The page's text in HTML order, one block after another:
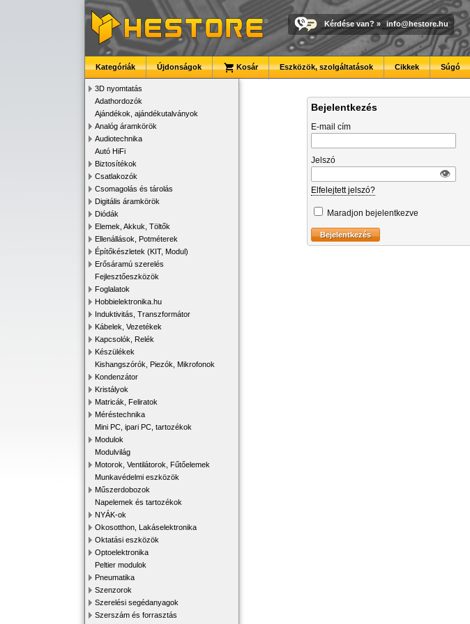
Kérdése van? » info@hestore.hu
Kategóriák Újdonságok Kosár Eszközök, szolgáltatások Cikkek Súgó
3D nyomtatás
Adathordozók
Ajándékok, ajándékutalványok
Analóg áramkörök
Audiotechnika
Autó HiFi
Biztosítékok
Csatlakozók
Csomagolás és tárolás
Digitális áramkörök
Diódák
Elemek, Akkuk, Töltők
Ellenállások, Potméterek
Építőkészletek (KIT, Modul)
Erősáramú szerelés
Fejlesztőeszközök
Foglalatok
Hobbielektronika.hu
Induktivitás, Transzformátor
Kábelek, Vezetékek
Kapcsolók, Relék
Készülékek
Kishangszórók, Piezók, Mikrofonok
Kondenzátor
Kristályok
Matricák, Feliratok
Méréstechnika
Mini PC, ipari PC, tartozékok
Modulok
Modulvilág
Motorok, Ventilátorok, Fűtőelemek
Munkavédelmi eszközök
Műszerdobozok
Napelemek és tartozékok
NYÁK-ok
Okosotthon, Lakáselektronika
Oktatási eszközök
Optoelektronika
Peltier modulok
Pneumatika
Szenzorok
Szerelési segédanyagok
Szerszám és forrasztás
Bejelentkezés
E-mail cím
Jelszó
👁︎
Elfelejtett jelszó?
Maradjon bejelentkezve